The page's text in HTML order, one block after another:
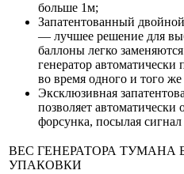
больше 1м;
Запатентованный
— лучшее решение для
баллоны легко
генератор автоматически
во время одного и того
Эксклюзивная
позволяет автоматически
форсунка, посылая сигнал
ВЕС ГЕНЕРАТОРА ТУМАНА
УПАКОВКИ